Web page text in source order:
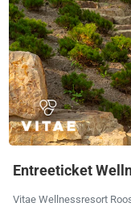
Entreeticket
Vitae Wellnessresort